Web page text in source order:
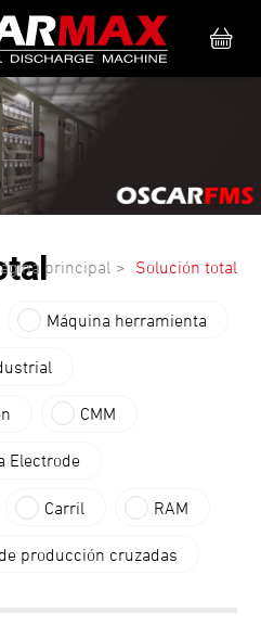
principal Solución total
Máquina herramienta
CMM
Electrode
Carril RAM
producción cruzadas